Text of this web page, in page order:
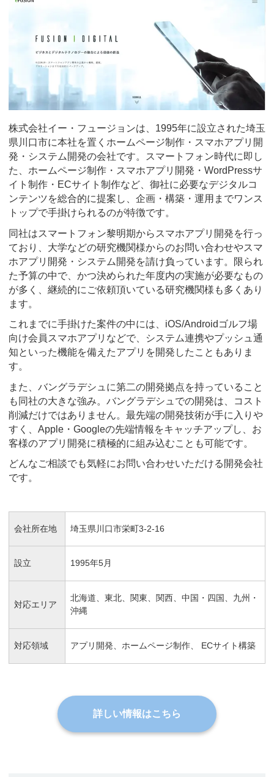
株式会社イー・フュージョンは、1995年に設立された埼玉
県川口市に本社を置くホームページ制作・スマホアプリ開
発・システム開発の会社です。スマートフォン時代に即し
た、ホームページ制作・スマホアプリ開発・WordPressサ
イト制作・ECサイト制作など、御社に必要なデジタルコ
ンテンツを総合的に提案し、企画・構築・運用までワンス
トップで手掛けられるのが特徴です。
同社はスマートフォン黎明期からスマホアプリ開発を行っ
ており、大学などの研究機関様からのお問い合わせやスマ
ホアプリ開発・システム開発を請け負っています。限られ
た予算の中で、かつ決められた年度内の実施が必要なもの
が多く、継続的にご依頼頂いている研究機関様も多くあり
ます。
これまでに手掛けた案件の中には、iOS/Androidゴルフ場
向け会員スマホアプリなどで、システム連携やプッシュ通
知といった機能を備えたアプリを開発したこともありま
す。
また、バングラデシュに第二の開発拠点を持っていること
も同社の大きな強み。バングラデシュでの開発は、コスト
削減だけではありません。最先端の開発技術が手に入りや
すく、Apple・Googleの先端情報をキャッチアップし、お
客様のアプリ開発に積極的に組み込むことも可能です。
どんなご相談でも気軽にお問い合わせいただける開発会社
です。
会社所在地 埼玉県川口市栄町3-2-16
設立 1995年5月
対応エリア
北海道、東北、関東、関西、中国・四国、九州・
沖縄
対応領域 アプリ開発、ホームページ制作、 ECサイト構築
詳しい情報はこちら